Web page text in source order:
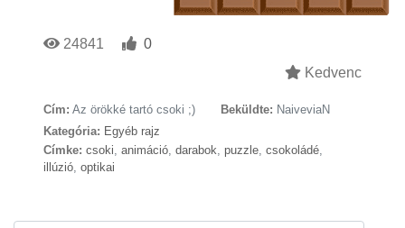
24841
0
Kedvenc
Cím: Az örökké tartó csoki ;) Beküldte: NaiveviaN
Kategória: Egyéb rajz
Címke: csoki animáció darabok puzzle csokoládé
illúzió optikai